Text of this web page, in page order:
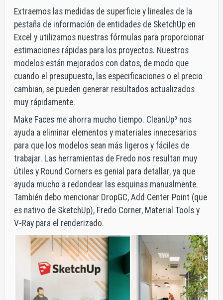
Extraemos las medidas de superficie y lineales de la
pestaña de información de entidades de SketchUp en
Excel y utilizamos nuestras fórmulas para proporcionar
estimaciones rápidas para los proyectos. Nuestros
modelos están mejorados con datos, de modo que
cuando el presupuesto, las especificaciones o el precio
cambian, se pueden generar resultados actualizados
muy rápidamente.
Make Faces me ahorra mucho tiempo. CleanUp³ nos
ayuda a eliminar elementos y materiales innecesarios
para que los modelos sean más ligeros y fáciles de
trabajar. Las herramientas de Fredo nos resultan muy
útiles y Round Corners es genial para detallar, ya que
ayuda mucho a redondear las esquinas manualmente.
También debo mencionar DropGC, Add Center Point (que
es nativo de SketchUp), Fredo Corner, Material Tools y
V-Ray para el renderizado.